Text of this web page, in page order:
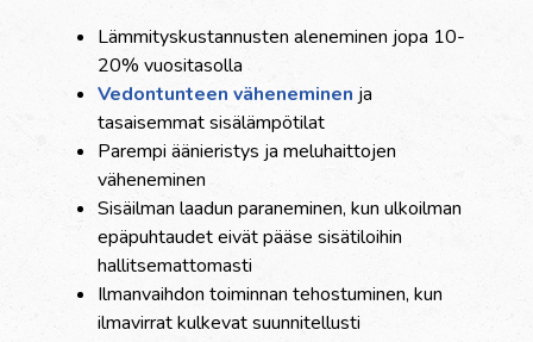
Lämmityskustannusten aleneminen jopa 10-
20% vuositasolla
Vedontunteen väheneminen ja
tasaisemmat sisälämpötilat
Parempi äänieristys ja meluhaittojen
väheneminen
Sisäilman laadun paraneminen, kun ulkoilman
epäpuhtaudet eivät pääse sisätiloihin
hallitsemattomasti
Ilmanvaihdon toiminnan tehostuminen, kun
ilmavirrat kulkevat suunnitellusti